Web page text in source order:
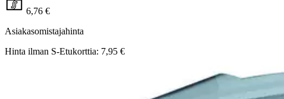
6,76 €
Asiakasomistajahinta
Hinta ilman S-Etukorttia: 7,95 €